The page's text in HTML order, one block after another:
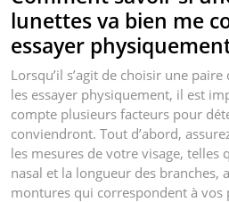
lunettes va bien me
essayer
Lorsqu’il s’agit de choisir une
les essayer physiquement, il est
compte plusieurs facteurs pour
conviendront. Tout d’abord,
les mesures de votre visage, telles
nasal et la longueur des branches,
montures qui correspondent à vos